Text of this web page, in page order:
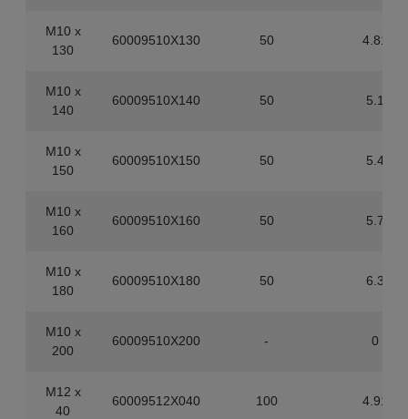
M10 x
130
60009510X130 50 4.81
M10 x
140
60009510X140 50 5.1
M10 x
150
60009510X150 50 5.4
M10 x
160
60009510X160 50 5.7
M10 x
180
60009510X180 50 6.3
M10 x
200
60009510X200 - 0
M12 x
40
60009512X040 100 4.91